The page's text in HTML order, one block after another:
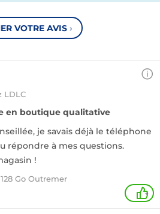
VOTRE AVIS ›
LDLC
en boutique qualitative
je savais déjà le téléphone
répondre à mes questions.
!
Go Outremer
+